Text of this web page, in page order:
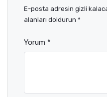
E-posta adresin gizli
alanları doldurun *
Yorum *